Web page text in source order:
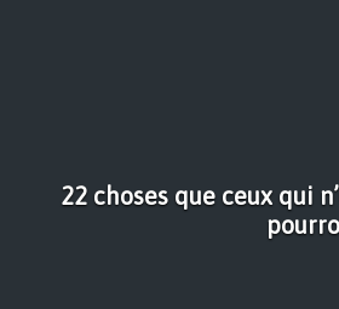
22 choses que ceux qui